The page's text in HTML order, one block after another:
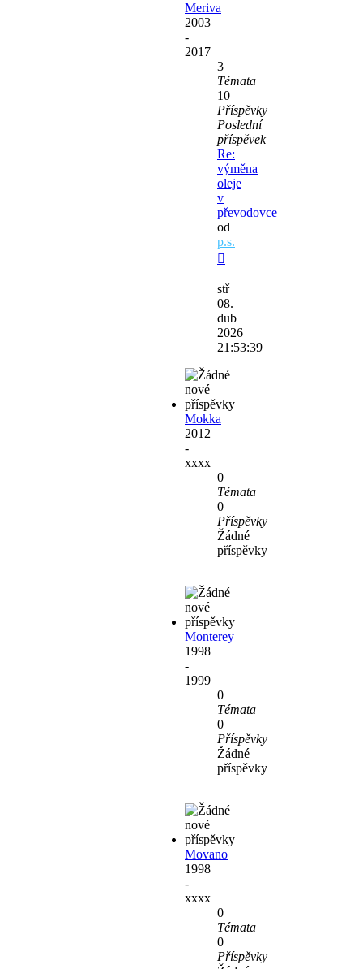
Meriva
2003
-
2017
3
Témata
10
Příspěvky
Poslední
příspěvek
Re:
výměna
oleje
v
převodovce
od
p.s.
poslední
příspěvek
stř
08.
dub
2026
21:53:39
Mokka
2012
-
xxxx
0
Témata
0
Příspěvky
Žádné
příspěvky
Monterey
1998
-
1999
0
Témata
0
Příspěvky
Žádné
příspěvky
Movano
1998
-
xxxx
0
Témata
0
Příspěvky